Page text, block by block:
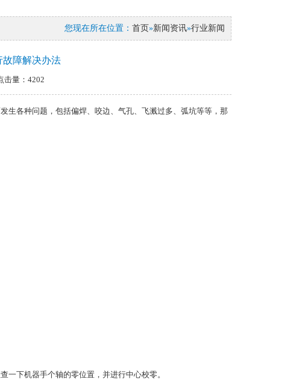
您现在所在位置： 首页»新闻资讯»行业新闻
故障解决办法
击量：4202
生各种问题，包括偏焊、咬边、气孔、飞溅过多、弧坑等等，那
一下机器手个轴的零位置，并进行中心校零。